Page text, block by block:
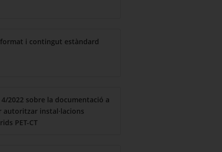
i contingut estàndard
2022 sobre la documentació a
instal·lacions
PET-CT